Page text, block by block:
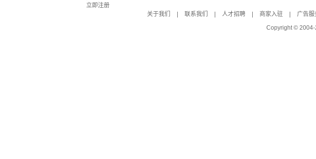
立即注册
关于我们
联系我们 人才招聘 商家入驻 广告服
Copyright © 2004-